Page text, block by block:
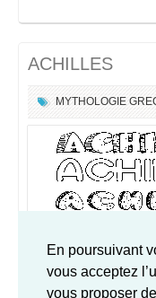
En poursuivant
vous acceptez
vous proposer
ACHILLES
MYTHOLOGIE